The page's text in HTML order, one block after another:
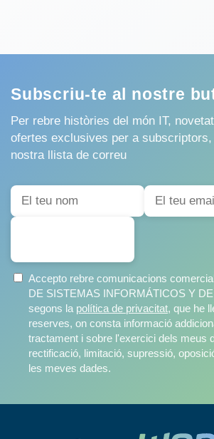
Subscriu-te al nostre
Per rebre històries del món IT,
ofertes exclusives per a
nostra llista de correu
Accepto rebre comunicacions
DE SISTEMAS INFORMÁTICOS Y
segons la política de privacitat, que he
reserves, on consta informació
tractament i sobre l'exercici dels meus
rectificació, limitació, supressió,
les meves dades.